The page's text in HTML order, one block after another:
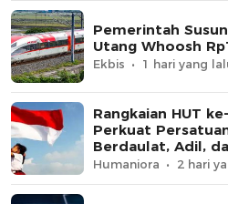
Pemerintah
Utang Whoosh
Ekbis 1 hari yang
Rangkaian HUT
Perkuat
Berdaulat, Adil,
Humaniora 2 hari